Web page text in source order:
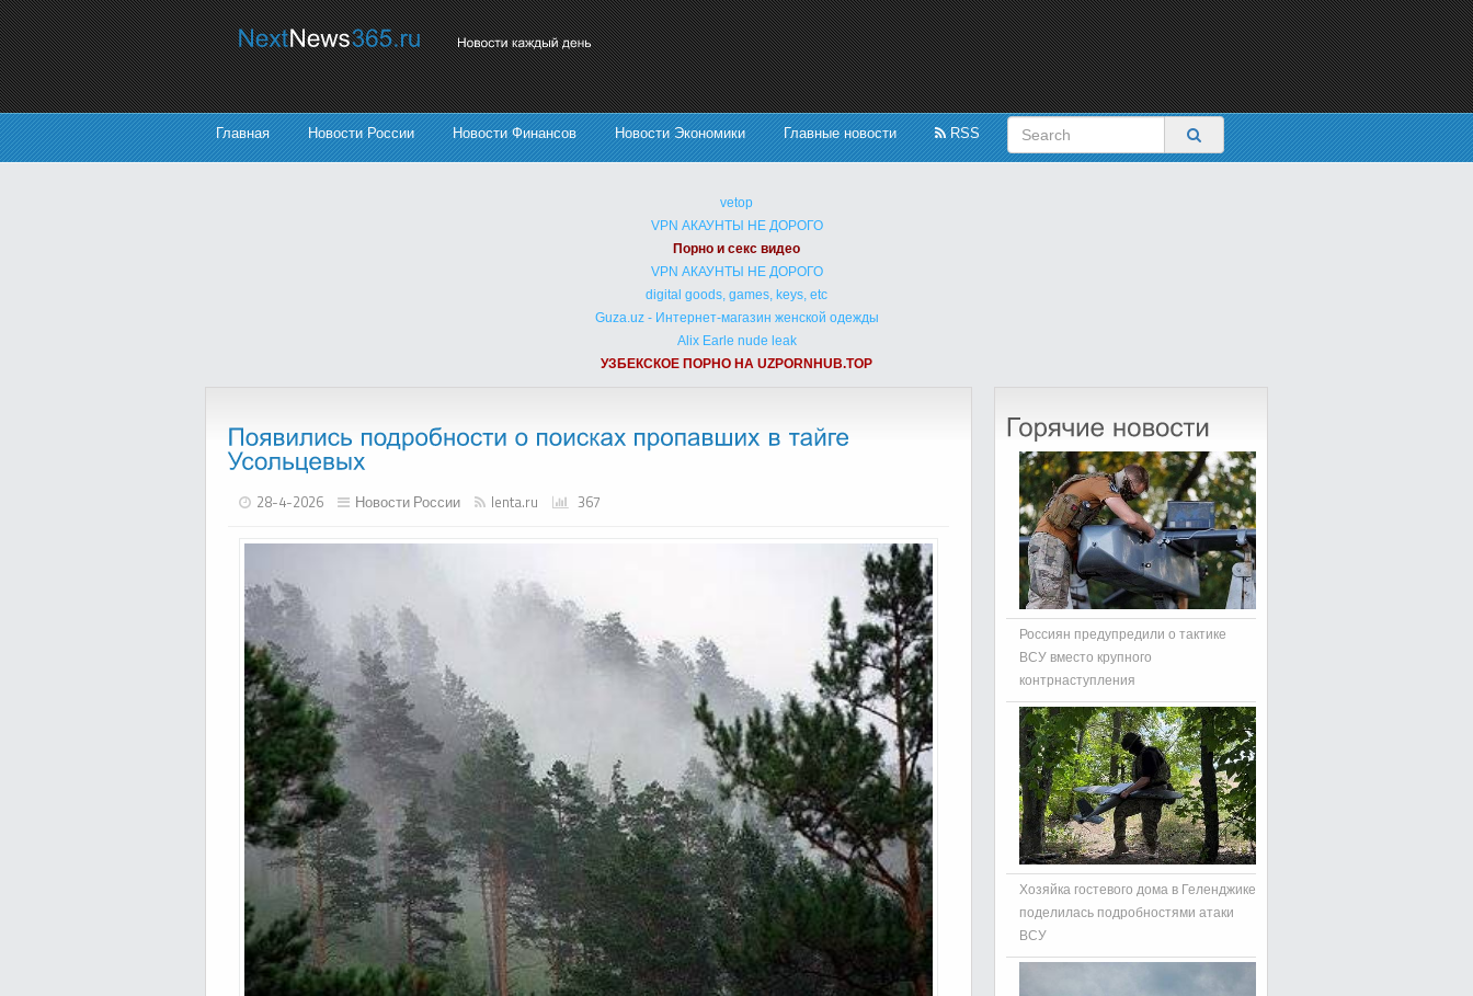
Главная Новости России Новости Финансов Новости Экономики Главные новости RSS
vetop
VPN АКАУНТЫ НЕ ДОРОГО
Порно и секс видео
VPN АКАУНТЫ НЕ ДОРОГО
digital goods, games, keys, etc
Guza.uz - Интернет-магазин женской одежды
Alix Earle nude leak
УЗБЕКСКОЕ ПОРНО НА UZPORNHUB.TOP
28-4-2026 Новости России lenta.ru 367
Россиян предупредили о тактике
ВСУ вместо крупного
контрнаступления
Хозяйка гостевого дома в Геленджике
поделилась подробностями атаки
ВСУ